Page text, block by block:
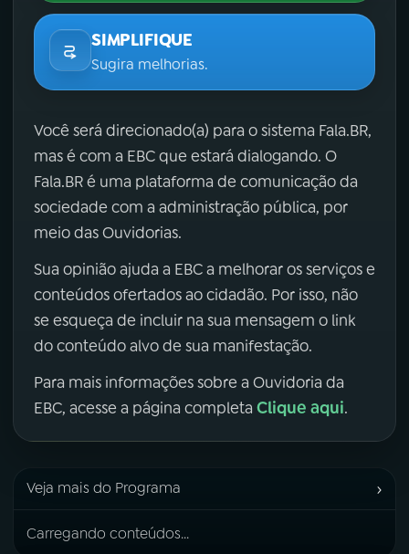
SIMPLIFIQUE
Sugira melhorias.
Você será direcionado(a) para o sistema Fala.BR,
mas é com a EBC que estará dialogando. O
Fala.BR é uma plataforma de comunicação da
sociedade com a administração pública, por
meio das Ouvidorias.
Sua opinião ajuda a EBC a melhorar os serviços e
conteúdos ofertados ao cidadão. Por isso, não
se esqueça de incluir na sua mensagem o link
do conteúdo alvo de sua manifestação.
Para mais informações sobre a Ouvidoria da
EBC, acesse a página completa Clique aqui.
Veja mais do Programa ›
Carregando conteúdos...